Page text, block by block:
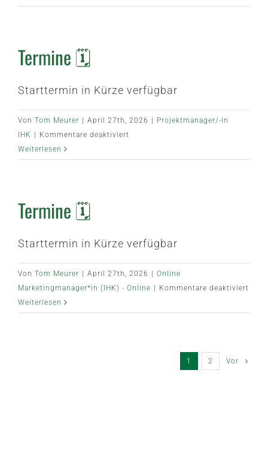
Termine 🗓️
Starttermin in Kürze verfügbar
Von Tom Meurer April 27th, 2026
Projektmanager/-in
IHK
Kommentare deaktiviert
Weiterlesen
Termine 🗓️
Starttermin in Kürze verfügbar
Von Tom Meurer April 27th, 2026
Online
Marketingmanager*in (IHK) - Online
Kommentare deaktiviert
Weiterlesen
1 2 Vor